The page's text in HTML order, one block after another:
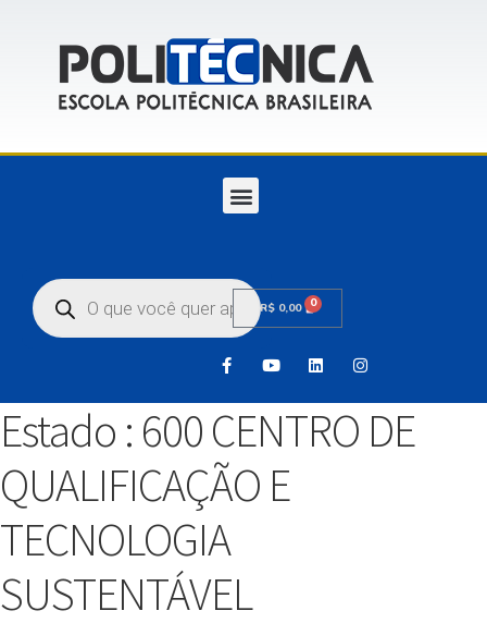
R$ 0,00 0
Estado : 600 CENTRO DE
QUALIFICAÇÃO E
TECNOLOGIA
SUSTENTÁVEL